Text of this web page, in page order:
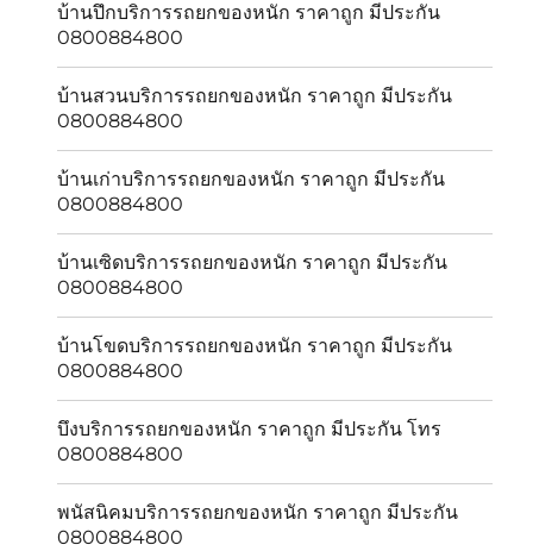
บ้านปึกบริการรถยกของหนัก ราคาถูก มีประกัน
0800884800
บ้านสวนบริการรถยกของหนัก ราคาถูก มีประกัน
0800884800
บ้านเก่าบริการรถยกของหนัก ราคาถูก มีประกัน
0800884800
บ้านเซิดบริการรถยกของหนัก ราคาถูก มีประกัน
0800884800
บ้านโขดบริการรถยกของหนัก ราคาถูก มีประกัน
0800884800
บึงบริการรถยกของหนัก ราคาถูก มีประกัน โทร
0800884800
พนัสนิคมบริการรถยกของหนัก ราคาถูก มีประกัน
0800884800